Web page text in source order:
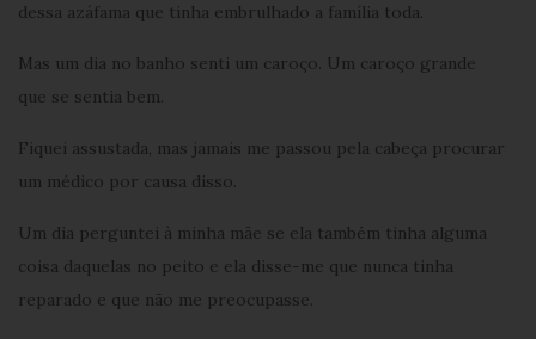
dessa azáfama que tinha embrulhado a família toda.
Mas um dia no banho senti um caroço. Um caroço grande
que se sentia bem.
Fiquei assustada, mas jamais me passou pela cabeça procurar
um médico por causa disso.
Um dia perguntei à minha mãe se ela também tinha alguma
coisa daquelas no peito e ela disse-me que nunca tinha
reparado e que não me preocupasse.